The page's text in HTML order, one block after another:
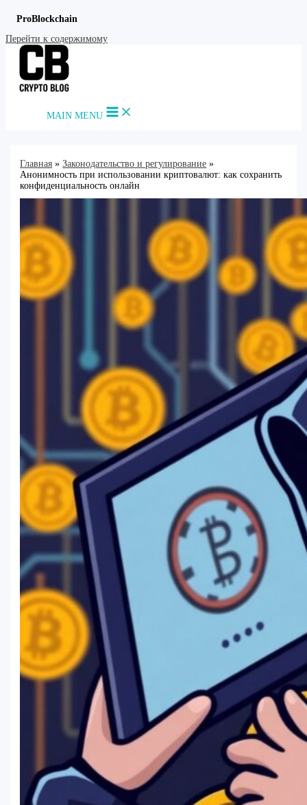
ProBlockchain
Перейти к содержимому
MAIN MENU
Главная
Законодательство и регулирование
Анонимность при использовании криптовалют: как сохранить
конфиденциальность онлайн